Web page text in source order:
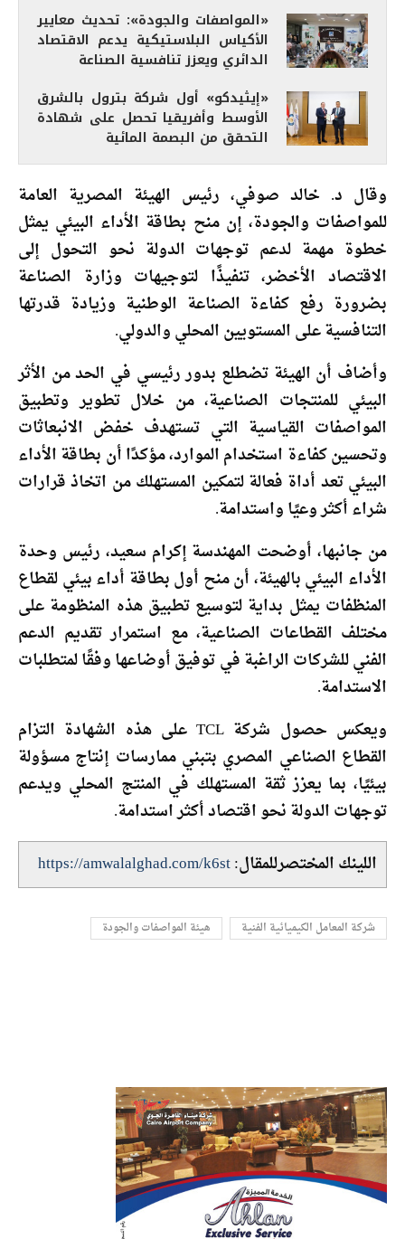
«المواصفات والجودة»: تحديث معايير
الأكياس البلاستيكية يدعم الاقتصاد
الدائري ويعزز تنافسية الصناعة
«إيثيدكو» أول شركة بترول بالشرق
الأوسط وأفريقيا تحصل على شهادة
التحقق من البصمة المائية
وقال د. خالد صوفي، رئيس الهيئة المصرية العامة
للمواصفات والجودة، إن منح بطاقة الأداء البيئي يمثل
خطوة مهمة لدعم توجهات الدولة نحو التحول إلى
الاقتصاد الأخضر، تنفيذًا لتوجيهات وزارة الصناعة
بضرورة رفع كفاءة الصناعة الوطنية وزيادة قدرتها
التنافسية على المستويين المحلي والدولي.
وأضاف أن الهيئة تضطلع بدور رئيسي في الحد من الأثر
البيئي للمنتجات الصناعية، من خلال تطوير وتطبيق
المواصفات القياسية التي تستهدف خفض الانبعاثات
وتحسين كفاءة استخدام الموارد، مؤكدًا أن بطاقة الأداء
البيئي تعد أداة فعالة لتمكين المستهلك من اتخاذ قرارات
شراء أكثر وعيًا واستدامة.
من جانبها، أوضحت المهندسة إكرام سعيد، رئيس وحدة
الأداء البيئي بالهيئة، أن منح أول بطاقة أداء بيئي لقطاع
المنظفات يمثل بداية لتوسيع تطبيق هذه المنظومة على
مختلف القطاعات الصناعية، مع استمرار تقديم الدعم
الفني للشركات الراغبة في توفيق أوضاعها وفقًا لمتطلبات
الاستدامة.
ويعكس حصول شركة TCL على هذه الشهادة التزام
القطاع الصناعي المصري بتبني ممارسات إنتاج مسؤولة
بيئيًا، بما يعزز ثقة المستهلك في المنتج المحلي ويدعم
توجهات الدولة نحو اقتصاد أكثر استدامة.
اللينك المختصرللمقال:https://amwalalghad.com/k6st
شركة المعامل الكيميائية الفنية هيئة المواصفات والجودة